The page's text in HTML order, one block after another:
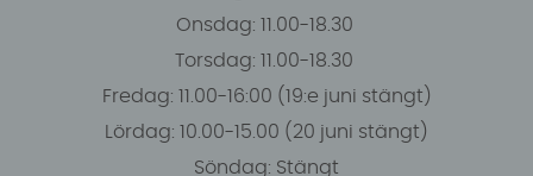
Onsdag: 11.00-18.30
Torsdag: 11.00-18.30
Fredag: 11.00-16:00 (19:e juni stängt)
Lördag: 10.00-15.00 (20 juni stängt)
Söndag: Stängt